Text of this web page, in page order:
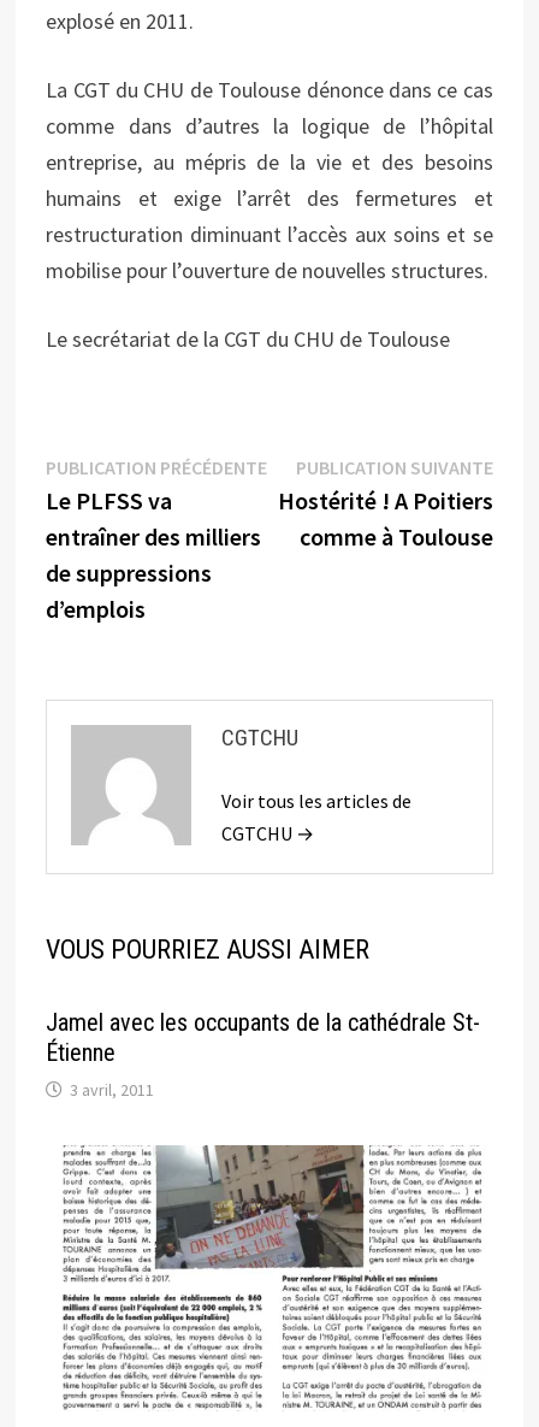
explosé en 2011.
La CGT du CHU de Toulouse dénonce dans ce cas
comme dans d’autres la logique de l’hôpital
entreprise, au mépris de la vie et des besoins
humains et exige l’arrêt des fermetures et
restructuration diminuant l’accès aux soins et se
mobilise pour l’ouverture de nouvelles structures.
Le secrétariat de la CGT du CHU de Toulouse
Navigation
de
l’article
PUBLICATION PRÉCÉDENTEPublication
précédente :
Le PLFSS va
entraîner des milliers
de suppressions
d’emplois
PUBLICATION SUIVANTE
Hostérité ! A Poitiers
comme à Toulouse
CGTCHU
Voir tous les articles de
CGTCHU →
VOUS POURRIEZ AUSSI AIMER
Jamel avec les occupants de la cathédrale St-
Étienne
3 avril, 2011